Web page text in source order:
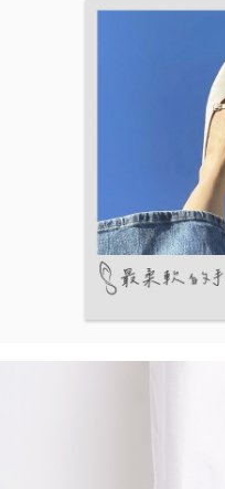
易，需依本服務之必要範圍內提
權轉讓予恩沛科技股份有限公司。
２．關於個人資料處理事宜，請
３．未成年的使用者請事先徵得
「AFTEE先享後付」，若未經同
４．使用「AFTEE先享後付」時
時審查核予不同之上限額度；若
請求用戶進行身份認證。
５．嚴禁一人註冊多個帳號或使
恩沛科技股份有限公司將有權停